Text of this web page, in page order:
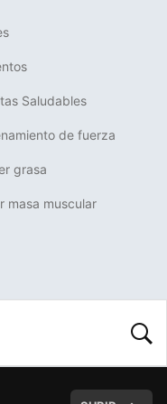
Saludables
de fuerza
grasa
masa muscular